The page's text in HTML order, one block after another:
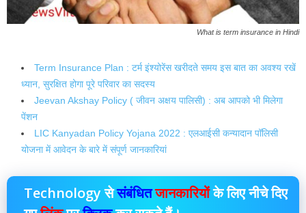
What is term insurance in Hindi
Term Insurance Plan : टर्म इंश्योरेंस खरीदते समय इस बात का अवश्य रखें
ध्यान, सुरक्षित होगा पूरे परिवार का सदस्य
Jeevan Akshay Policy ( जीवन अक्षय पालिसी) : अब आपको भी मिलेगा
पेंशन
LIC Kanyadan Policy Yojana 2022 : एलआईसी कन्यादान पॉलिसी
योजना में आवेदन के बारे में संपूर्ण जानकारियां
Technology सेसंबंधितजानकारियोंके लिए नीचे दिए